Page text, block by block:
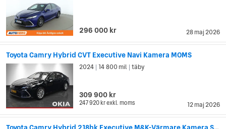
28 maj 2026
296 000 kr
Toyota Camry Hybrid CVT Executive Navi Kamera MOMS
12 maj 2026
2024 14 800 mil täby
309 900 kr
247 920 krexkl. moms